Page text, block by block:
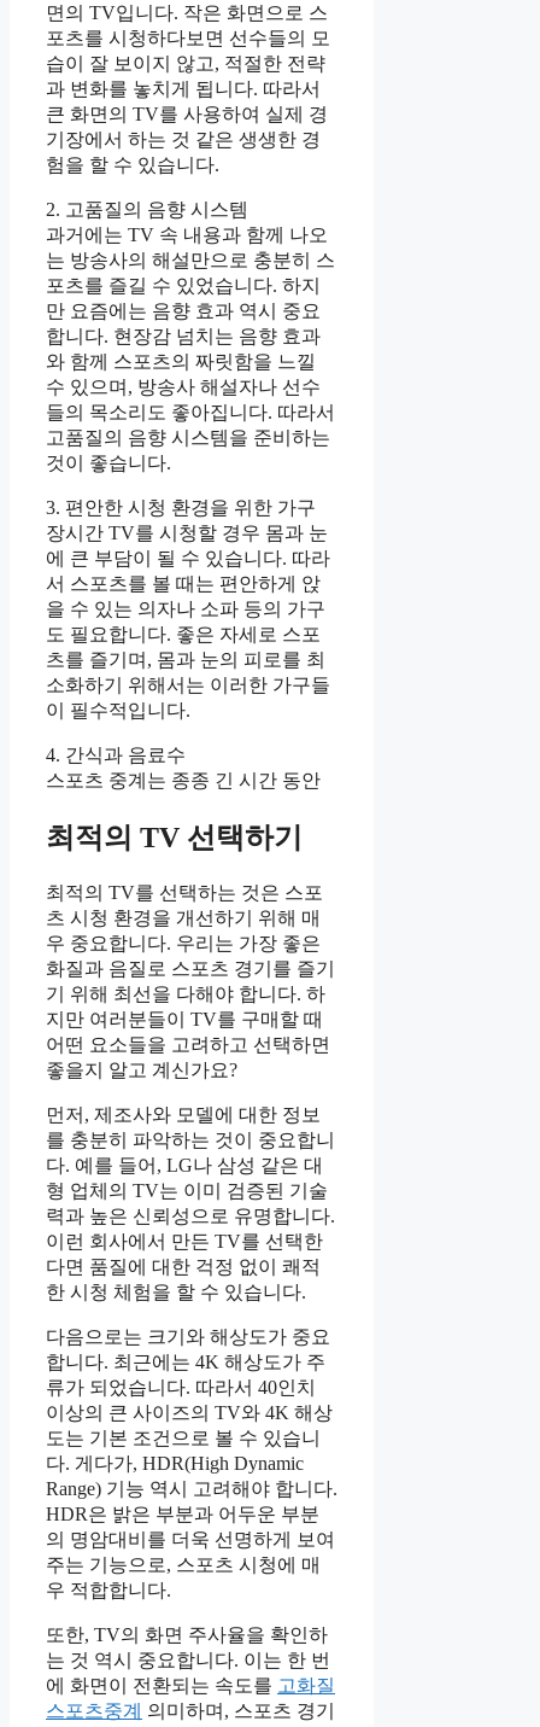
면의 TV입니다. 작은 화면으로 스
포츠를 시청하다보면 선수들의 모
습이 잘 보이지 않고, 적절한 전략
과 변화를 놓치게 됩니다. 따라서
큰 화면의 TV를 사용하여 실제 경
기장에서 하는 것 같은 생생한 경
험을 할 수 있습니다.
2. 고품질의 음향 시스템
과거에는 TV 속 내용과 함께 나오
는 방송사의 해설만으로 충분히 스
포츠를 즐길 수 있었습니다. 하지
만 요즘에는 음향 효과 역시 중요
합니다. 현장감 넘치는 음향 효과
와 함께 스포츠의 짜릿함을 느낄
수 있으며, 방송사 해설자나 선수
들의 목소리도 좋아집니다. 따라서
고품질의 음향 시스템을 준비하는
것이 좋습니다.
3. 편안한 시청 환경을 위한 가구
장시간 TV를 시청할 경우 몸과 눈
에 큰 부담이 될 수 있습니다. 따라
서 스포츠를 볼 때는 편안하게 앉
을 수 있는 의자나 소파 등의 가구
도 필요합니다. 좋은 자세로 스포
츠를 즐기며, 몸과 눈의 피로를 최
소화하기 위해서는 이러한 가구들
이 필수적입니다.
4. 간식과 음료수
스포츠 중계는 종종 긴 시간 동안
최적의 TV 선택하기
최적의 TV를 선택하는 것은 스포
츠 시청 환경을 개선하기 위해 매
우 중요합니다. 우리는 가장 좋은
화질과 음질로 스포츠 경기를 즐기
기 위해 최선을 다해야 합니다. 하
지만 여러분들이 TV를 구매할 때
어떤 요소들을 고려하고 선택하면
좋을지 알고 계신가요?
먼저, 제조사와 모델에 대한 정보
를 충분히 파악하는 것이 중요합니
다. 예를 들어, LG나 삼성 같은 대
형 업체의 TV는 이미 검증된 기술
력과 높은 신뢰성으로 유명합니다.
이런 회사에서 만든 TV를 선택한
다면 품질에 대한 걱정 없이 쾌적
한 시청 체험을 할 수 있습니다.
다음으로는 크기와 해상도가 중요
합니다. 최근에는 4K 해상도가 주
류가 되었습니다. 따라서 40인치
이상의 큰 사이즈의 TV와 4K 해상
도는 기본 조건으로 볼 수 있습니
다. 게다가, HDR(High Dynamic
Range) 기능 역시 고려해야 합니다.
HDR은 밝은 부분과 어두운 부분
의 명암대비를 더욱 선명하게 보여
주는 기능으로, 스포츠 시청에 매
우 적합합니다.
또한, TV의 화면 주사율을 확인하
는 것 역시 중요합니다. 이는 한 번
에 화면이 전환되는 속도를 고화질
스포츠중계 의미하며, 스포츠 경기